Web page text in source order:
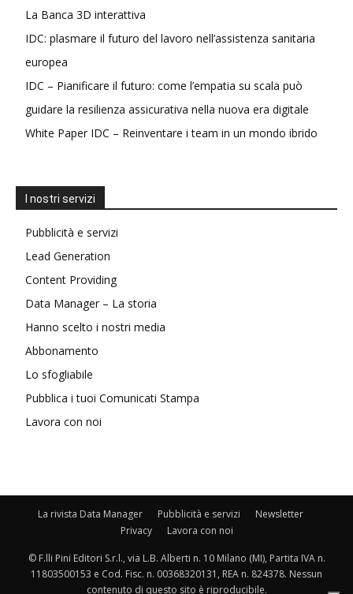
La Banca 3D interattiva
IDC: plasmare il futuro del lavoro nell’assistenza sanitaria
europea
IDC – Pianificare il futuro: come l’empatia su scala può
guidare la resilienza assicurativa nella nuova era digitale
White Paper IDC – Reinventare i team in un mondo ibrido
I nostri servizi
Pubblicità e servizi
Lead Generation
Content Providing
Data Manager – La storia
Hanno scelto i nostri media
Abbonamento
Lo sfogliabile
Pubblica i tuoi Comunicati Stampa
Lavora con noi
La rivista Data Manager Pubblicità e servizi
Newsletter
Privacy
Lavora con noi
© F.lli Pini Editori S.r.l., via L.B. Alberti n. 10 Milano (MI), Partita IVA n.
11803500153 e Cod. Fisc. n. 00368320131, REA n. 824378. Nessun
contenuto di questo sito è riproducibile.